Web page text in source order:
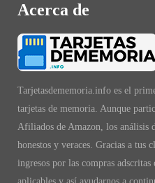
Acerca de
Tarjetasdememoria.info es el
tarjetas de memoria. Aunque
Afiliados de Amazon, los análisis
honestos y veraces. Gracias a tus
ingresos por las compras